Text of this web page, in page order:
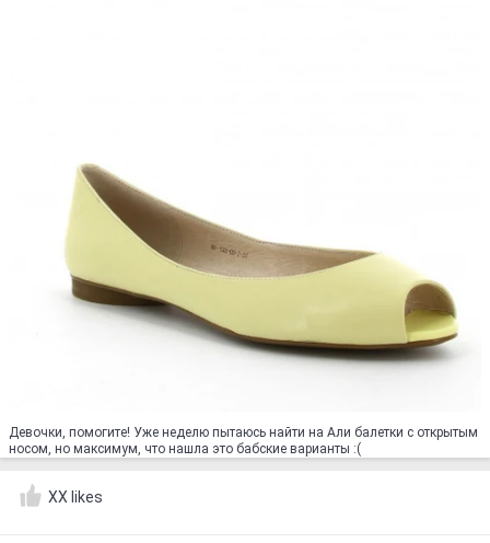
Девочки, помогите! Уже неделю пытаюсь найти на Али балетки с открытым
носом, но максимум, что нашла это бабские варианты :(
XX likes